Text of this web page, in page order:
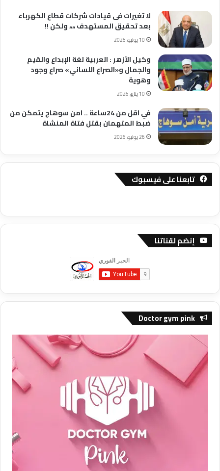
لا تغيرات فى قيادات شركات قطاع الكهرباء
بعد تحقيق المستهدف ،،،، ولكن !!
10 يوليو، 2026
وكيل الأزهر : العربية لغة الإبداع والقيم
والجمال و«الصراع اللساني» صراع وجود
وهوية
10 يناير، 2026
في اقل من 24ساعة .. امن سوهاج يتمكن من
ضبط المتهمان بقتل فتاة المنشاة
26 يوليو، 2026
تابعنا على فيسبوك
إنضم لقناتنا
Doctor gym pink